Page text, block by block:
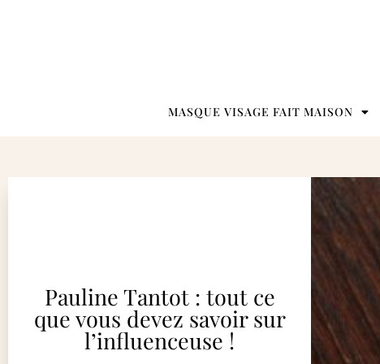
MASQUE VISAGE FAIT MAISON
Pauline Tantot : tout ce
que vous devez savoir sur
l’influenceuse !